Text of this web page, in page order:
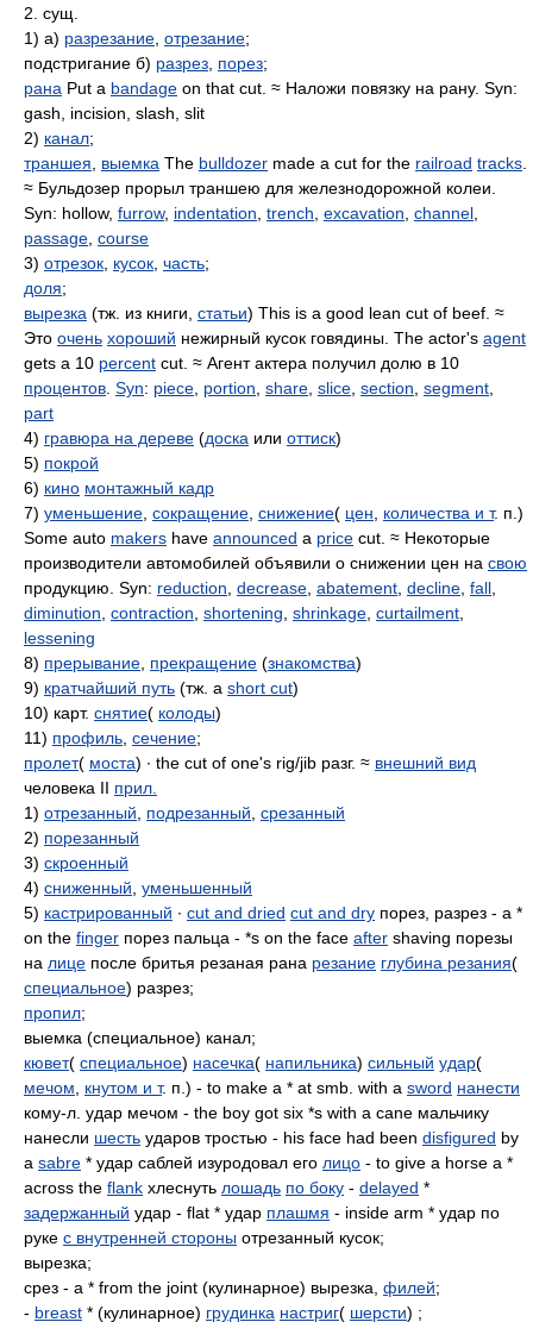
2. сущ.
1) а) разрезание отрезание;
подстригание б) разрез порез;
рана Put a bandage on that cut. ≈ Наложи повязку на рану. Syn:
gash, incision, slash, slit
2) канал;
траншея
выемка The bulldozer made a cut for the railroad tracks
≈ Бульдозер прорыл траншею для железнодорожной колеи.
Syn: hollow, furrow, indentation trench excavation channel
passage course
3) отрезок кусок часть;
доля;
вырезка (тж. из книги, статьи) This is a good lean cut of beef. ≈
Это очень хороший нежирный кусок говядины. The actor's agent
gets a 10 percent cut. ≈ Агент актера получил долю в 10
процентов Syn: piece portion share slice section segment
part
4) гравюра на дереве (доска или оттиск)
5) покрой
6) кино монтажный кадр
7) уменьшение сокращение снижение( цен количества и т. п.)
Some auto makers have announced a price cut. ≈ Некоторые
производители автомобилей объявили о снижении цен на свою
продукцию. Syn: reduction decrease abatement decline fall
diminution contraction shortening shrinkage curtailment
lessening
8) прерывание прекращение (знакомства)
9) кратчайший путь (тж. a short cut)
10) карт. снятие( колоды)
11) профиль сечение;
пролет( моста) ∙ the cut of one's rig/jib разг. ≈ внешний вид
человека II прил.
1) отрезанный подрезанный срезанный
2) порезанный
3) скроенный
4) сниженный уменьшенный
5) кастрированный ∙ cut and dried cut and dry порез, разрез - a *
on the finger порез пальца - *s on the face after shaving порезы
на лице после бритья резаная рана резание глубина резания(
специальное) разрез;
пропил;
выемка (специальное) канал;
кювет( специальное) насечка( напильника) сильный удар(
мечом
кнутом и т. п.) - to make a * at smb. with a sword нанести
кому-л. удар мечом - the boy got six *s with a cane мальчику
нанесли шесть ударов тростью - his face had been disfigured by
a sabre * удар саблей изуродовал его лицо - to give a horse a *
across the flank хлеснуть лошадь по боку - delayed *
задержанный удар - flat * удар плашмя - inside arm * удар по
руке с внутренней стороны отрезанный кусок;
вырезка;
срез - a * from the joint (кулинарное) вырезка, филей;
- breast * (кулинарное) грудинка настриг( шерсти) ;